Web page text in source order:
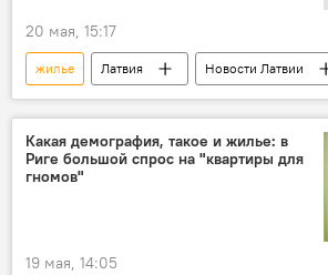
20 мая, 15:17
жилье Латвия
Новости Латвии
Новости экономики Латвии
ЖКХ
платежи
опрос
Какая демография, такое и жилье: в
Риге большой спрос на "квартиры для
гномов"
19 мая, 14:05